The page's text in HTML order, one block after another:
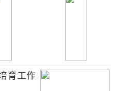
育工作